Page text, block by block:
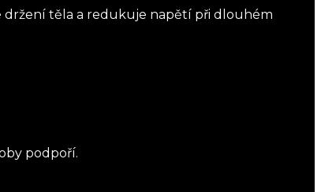
držení těla a redukuje napětí při dlouhém
podpoří.